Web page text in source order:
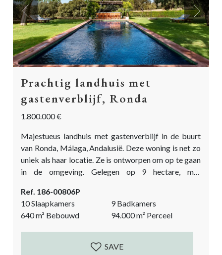
Previous Next
Prachtig landhuis met
gastenverblijf, Ronda
1.800.000 €
Majestueus landhuis met gastenverblijf in de buurt
van Ronda, Málaga, Andalusië. Deze woning is net zo
uniek als haar locatie. Ze is ontworpen om op te gaan
in de omgeving. Gelegen op 9 hectare, met
over de glooiende heuvels en de bergen in de verte.
Dit prachtige landhuis bij Ronda is een ideale plek om
even helemaal weg te zijn van de stressvolle
dagelijkse sleur,...
Ref. 186-00806P
10 Slaapkamers
9 Badkamers
640m² Bebouwd 94.000m² Perceel
SAVE